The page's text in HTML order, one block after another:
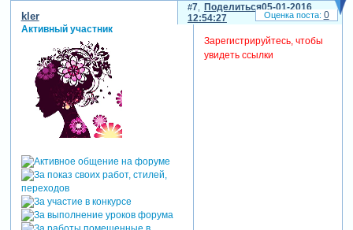
Поделиться
7
05-01-2016
12:54:27
kler
Активный участник
Зарегистрируйтесь, чтобы
увидеть ссылки
0